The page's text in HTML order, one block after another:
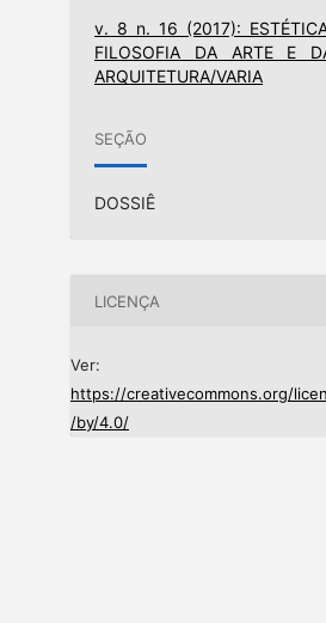
v. 8 n. 16 (2017):
FILOSOFIA DA ARTE E
ARQUITETURA/VARIA
SEÇÃO
DOSSIÊ
LICENÇA
Ver:
https://creativecommons.org/
/by/4.0/